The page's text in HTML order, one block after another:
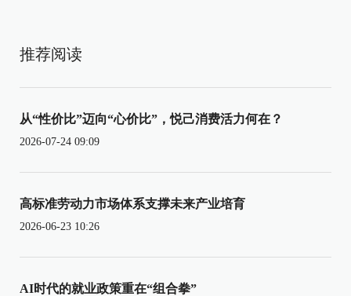
推荐阅读
从“性价比”迈向“心价比”，悦己消费活力何在？
2026-07-24 09:09
高标准劳动力市场体系支撑未来产业培育
2026-06-23 10:26
AI时代的就业政策重在“组合拳”